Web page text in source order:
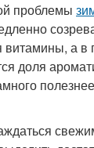
проблемы
витамины, а в
доля